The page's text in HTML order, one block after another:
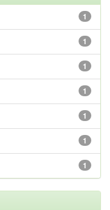
1
1
1
1
1
1
1